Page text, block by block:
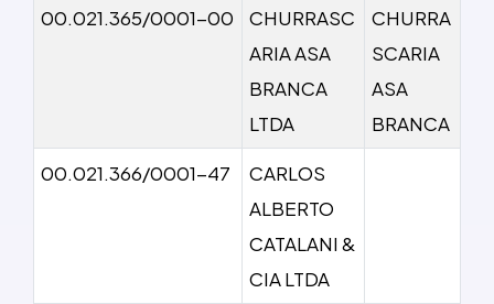
00.021.365/0001-00
CHURRASC
ARIA ASA
BRANCA
LTDA
CHURRA
SCARIA
ASA
BRANCA
00.021.366/0001-47
CARLOS
ALBERTO
CATALANI &
CIA LTDA